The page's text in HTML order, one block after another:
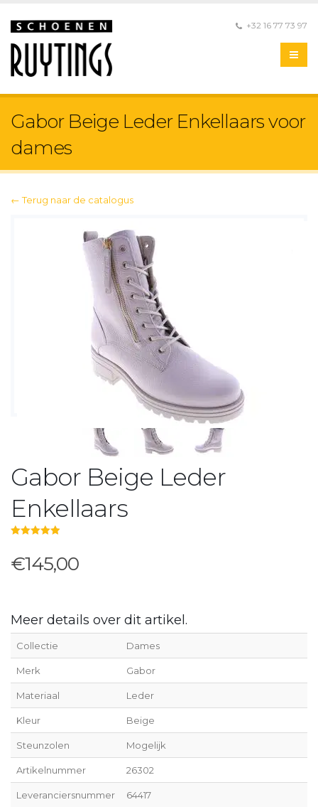
+32 16 77 73 97
Gabor Beige Leder Enkellaars voor
dames
← Terug naar de catalogus
Gabor Beige Leder
Enkellaars
€145,00
Meer details over dit artikel.
Collectie Dames
Merk Gabor
Materiaal Leder
Kleur Beige
Steunzolen Mogelijk
Artikelnummer 26302
Leveranciersnummer 64417